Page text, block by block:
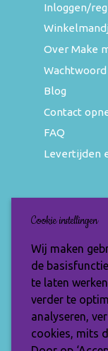
Inloggen/
Over Make
Blog
Contact
FAQ
Levertijden
Nieuwsbrief
Wil jij op de
items en
mailadres
Moment
Cookie instellingen
Wij maken
de
te laten
verder te
analyseren,
cookies, mits